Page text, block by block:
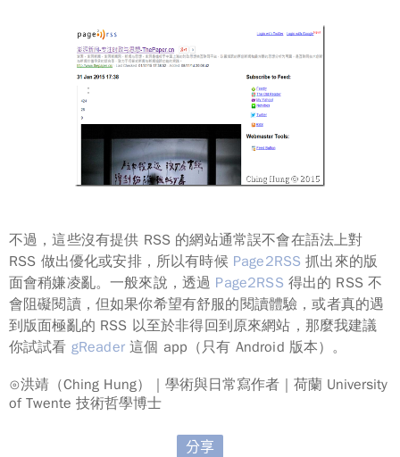
不過，這些沒有提供 RSS 的網站通常誤不會在語法上對
RSS 做出優化或安排，所以有時候 Page2RSS 抓出來的版
面會稍嫌凌亂。一般來說，透過 Page2RSS 得出的 RSS 不
會阻礙閱讀，但如果你希望有舒服的閱讀體驗，或者真的遇
到版面極亂的 RSS 以至於非得回到原來網站，那麼我建議
你試試看 gReader這個 app（只有 Android 版本）。
⊙洪靖（Ching Hung）｜學術與日常寫作者｜荷蘭 University
of Twente 技術哲學博士
分享